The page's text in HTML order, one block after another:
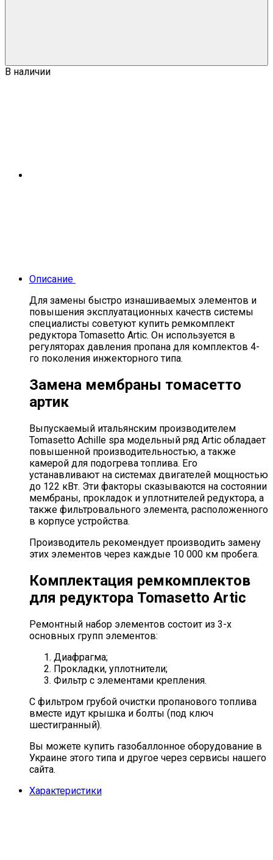
В наличии
Описание
Для замены быстро изнашиваемых элементов и
повышения эксплуатационных качеств системы
специалисты советуют купить ремкомплект
редуктора Tomasetto Artic. Он используется в
регуляторах давления пропана для комплектов 4-
го поколения инжекторного типа.
Замена мембраны томасетто
артик
Выпускаемый итальянским производителем
Tomasetto Achille spa модельный ряд Artic обладает
повышенной производительностью, а также
камерой для подогрева топлива. Его
устанавливают на системах двигателей мощностью
до 122 кВт. Эти факторы сказываются на состоянии
мембраны, прокладок и уплотнителей редуктора, а
также фильтровального элемента, расположенного
в корпусе устройства.
Производитель рекомендует производить замену
этих элементов через каждые 10 000 км пробега.
Комплектация ремкомплектов
для редуктора Tomasetto Artic
Ремонтный набор элементов состоит из 3-х
основных групп элементов:
Диафрагма;
Прокладки, уплотнители;
Фильтр с элементами крепления.
С фильтром грубой очистки пропанового топлива
вместе идут крышка и болты (под ключ
шестигранный).
Вы можете купить газобаллонное оборудование в
Украине этого типа и другое через сервисы нашего
сайта.
Характеристики